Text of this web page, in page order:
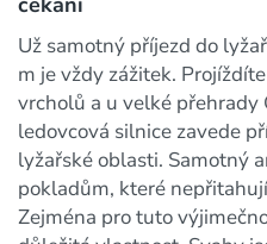
Už samotný příjezd do
m je vždy zážitek.
vrcholů a u velké přehrady
ledovcová silnice zavede
lyžařské oblasti. Samotný
pokladům, které
Zejména pro tuto